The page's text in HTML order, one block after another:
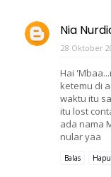
Nia
28 Oktober
Hai
ketemu di
waktu itu
itu lost
ada nama
nular yaa
Balas